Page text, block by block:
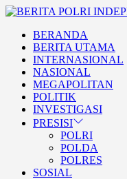
Skip
content
BERITA
BERANDA
BERITA UTAMA
INTERNASIONAL
NASIONAL
MEGAPOLITAN
POLITIK
INVESTIGASI
PRESISI
POLRI
POLDA
POLRES
SOSIAL